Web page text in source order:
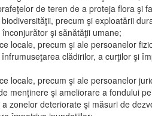
de teren de a proteja flora şi
precum şi exploatării
şi sănătăţii umane;
locale, precum şi ale persoanelor
clădirilor, a curţilor şi
locale, precum şi ale persoanelor
menţinere şi ameliorare a fondului
zonelor deteriorate şi măsuri de